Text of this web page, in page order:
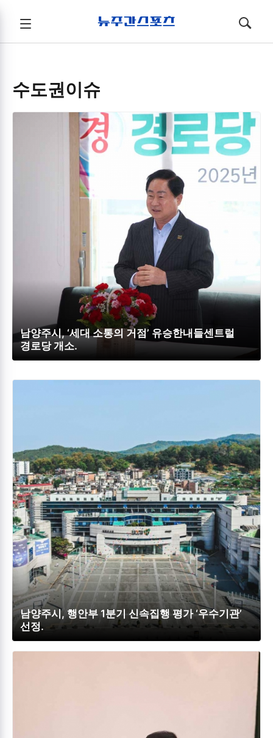
전체메뉴
열기/
검색
열기/
수도권이슈
남양주시, ‘세대 소통의 거점’ 유승한내들센트럴
경로당 개소.
남양주시, 행안부 1분기 신속집행 평가 ‘우수기관’
선정.